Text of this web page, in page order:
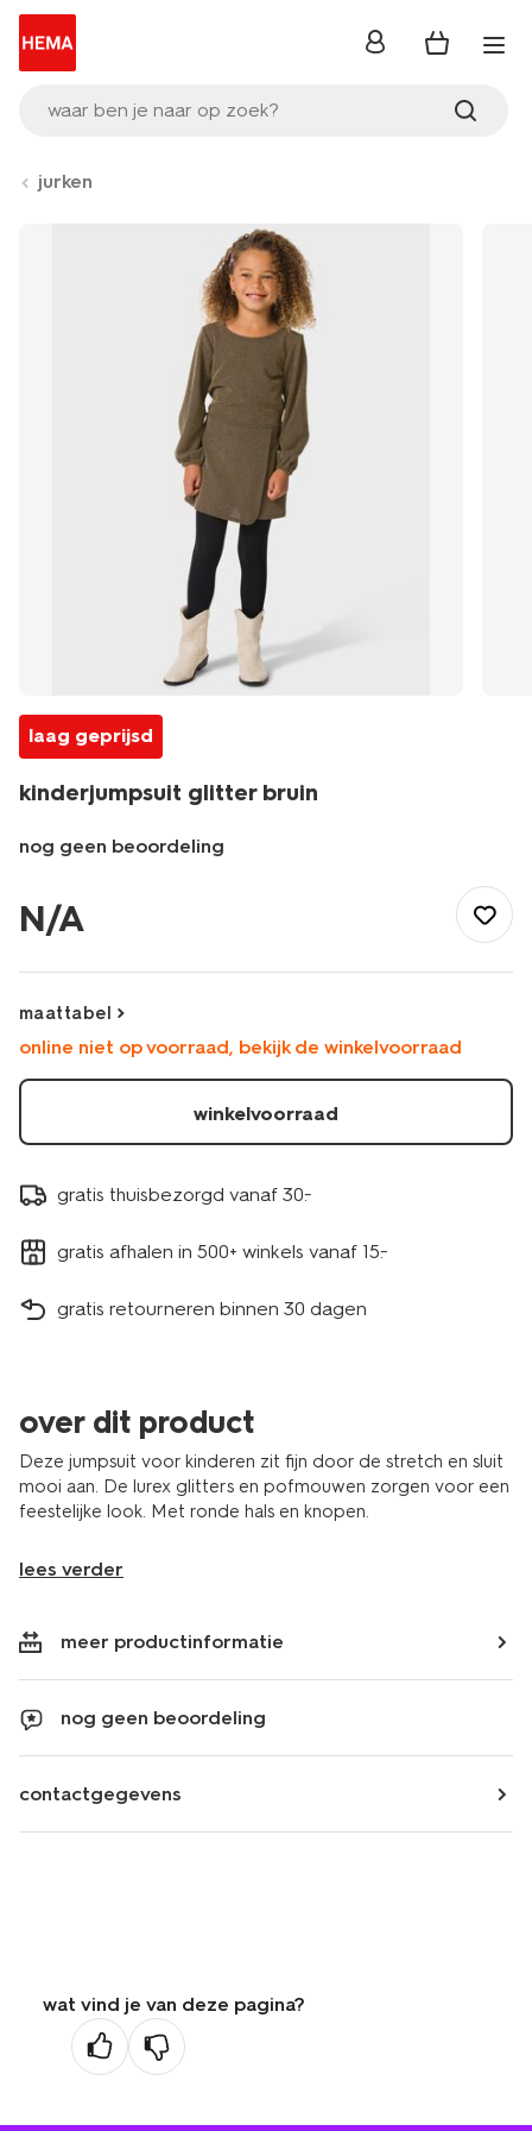
waar ben je naar op zoek?
inloggen
jurken
laag geprijsd
kinderjumpsuit glitter bruin
nog geen beoordeling
glitter-
bruin-
N/A
maattabel
online niet op voorraad, bekijk de winkelvoorraad
winkelvoorraad
gratis thuisbezorgd vanaf 30.-
gratis afhalen in 500+ winkels vanaf 15.-
gratis retourneren binnen 30 dagen
over dit product
Deze jumpsuit voor kinderen zit fijn door de stretch en sluit
mooi aan. De lurex glitters en pofmouwen zorgen voor een
feestelijke look. Met ronde hals en knopen.
lees verder
meer productinformatie
nog geen beoordeling
contactgegevens
wat vind je van deze pagina?